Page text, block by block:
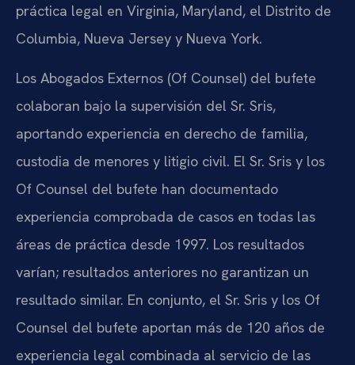
práctica legal en Virginia, Maryland, el Distrito de
Columbia, Nueva Jersey y Nueva York.
Los Abogados Externos (Of Counsel) del bufete
colaboran bajo la supervisión del Sr. Sris,
aportando experiencia en derecho de familia,
custodia de menores y litigio civil. El Sr. Sris y los
Of Counsel del bufete han documentado
experiencia comprobada de casos en todas las
áreas de práctica desde 1997. Los resultados
varían; resultados anteriores no garantizan un
resultado similar. En conjunto, el Sr. Sris y los Of
Counsel del bufete aportan más de 120 años de
experiencia legal combinada al servicio de las